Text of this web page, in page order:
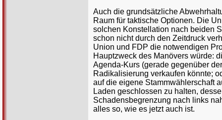
Auch die grundsätzliche
Raum für taktische Optionen. Die
solchen Konstellation nach beiden
schon nicht durch den Zeitdruck
Union und FDP die notwendigen
Hauptzweck des Manövers würde:
Agenda-Kurs (gerade gegenüber
Radikalisierung verkaufen könnte;
auf die eigene Stammwählerschaft
Laden geschlossen zu halten,
Schadensbegrenzung nach links
alles so, wie es jetzt auch ist.